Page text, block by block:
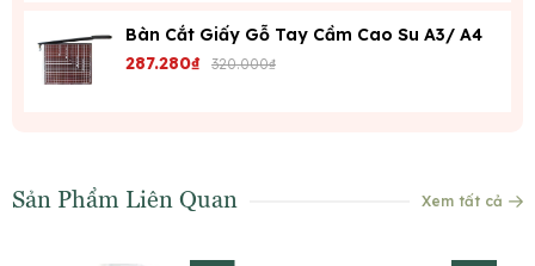
Bàn Cắt Giấy Gỗ Tay Cầm Cao Su A3/ A4
287.280₫ 320.000₫
Sản Phẩm Liên Quan Xem tất cả